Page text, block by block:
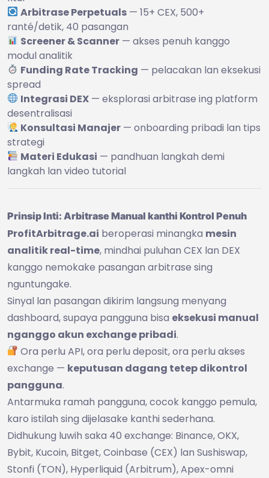
Arbitrase Perpetuals — 15+ CEX, 500+
ranté/detik, 40 pasangan
Screener & Scanner — akses penuh kanggo
modul analitik
Funding Rate Tracking — pelacakan lan eksekusi
spread
Integrasi DEX — eksplorasi arbitrase ing platform
desentralisasi
Konsultasi Manajer — onboarding pribadi lan tips
strategi
Materi Edukasi — pandhuan langkah demi
langkah lan video tutorial
Prinsip Inti: Arbitrase Manual kanthi Kontrol Penuh
ProfitArbitrage.ai beroperasi minangka mesin
analitik real-time, mindhai puluhan CEX lan DEX
kanggo nemokake pasangan arbitrase sing
nguntungake.
Sinyal lan pasangan dikirim langsung menyang
dashboard, supaya pangguna bisa eksekusi manual
nganggo akun exchange pribadi.
Ora perlu API, ora perlu deposit, ora perlu akses
exchange — keputusan dagang tetep dikontrol
pangguna.
Antarmuka ramah pangguna, cocok kanggo pemula,
karo istilah sing dijelasake kanthi sederhana.
Didhukung luwih saka 40 exchange: Binance, OKX,
Bybit, Kucoin, Bitget, Coinbase (CEX) lan Sushiswap,
Stonfi (TON), Hyperliquid (Arbitrum), Apex-omni